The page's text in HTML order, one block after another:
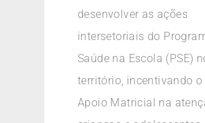
desenvolver as ações
intersetoriais do
Saúde na Escola (PSE)
território, incentivando o
Apoio Matricial na